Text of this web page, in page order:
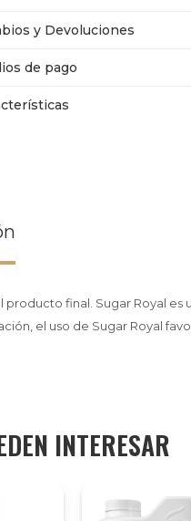
y Devoluciones
de pago
final. Sugar Royal es
el uso de Sugar Royal
INTERESAR